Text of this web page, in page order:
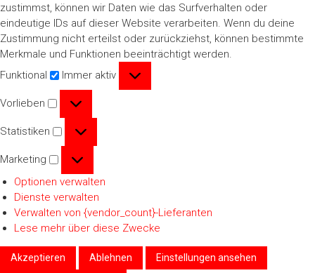
zustimmst, können wir Daten wie das Surfverhalten oder
eindeutige IDs auf dieser Website verarbeiten. Wenn du deine
Zustimmung nicht erteilst oder zurückziehst, können bestimmte
Merkmale und Funktionen beeinträchtigt werden.
Funktional
Funktional
Immer aktiv
Vorlieben
Statistiken
Marketing
Optionen verwalten
Dienste verwalten
Verwalten von {vendor_count}-Lieferanten
Lese mehr über diese Zwecke
Akzeptieren Ablehnen Einstellungen ansehen